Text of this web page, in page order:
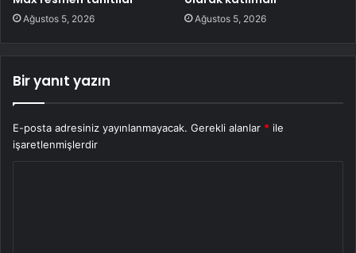
Ağustos 5, 2026 Ağustos 5, 2026
Bir yanıt yazın
E-posta adresiniz yayınlanmayacak. Gerekli alanlar * ile
işaretlenmişlerdir